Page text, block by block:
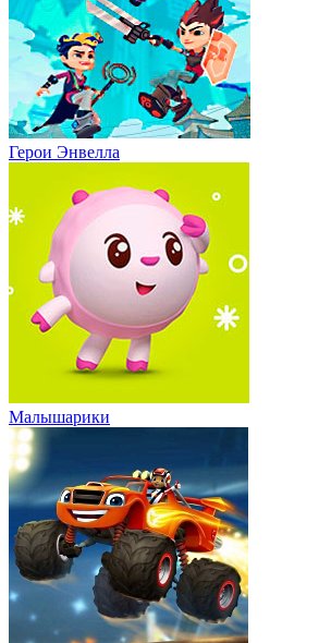
Герои Энвелла
Малышарики